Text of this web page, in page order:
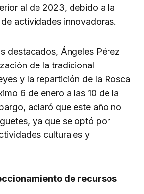
al de 2023, debido a la
actividades innovadoras.
destacados, Ángeles Pérez
de la tradicional
y la repartición de la Rosca
6 de enero a las 10 de la
aclaró que este año no
ya que se optó por
culturales y
de recursos